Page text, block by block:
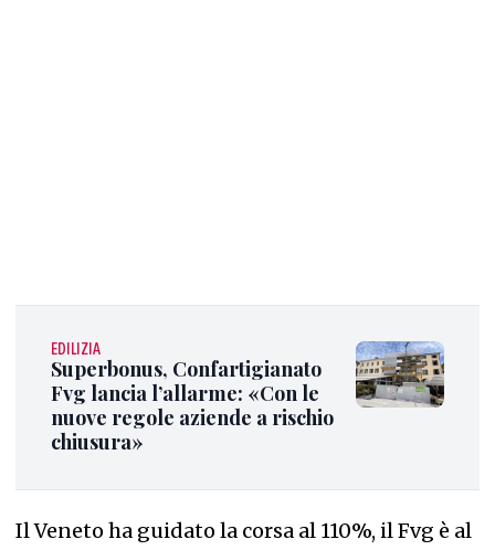
EDILIZIA
Superbonus, Confartigianato
Fvg lancia l’allarme: «Con le
nuove regole aziende a rischio
chiusura»
Il Veneto ha guidato la corsa al 110%, il Fvg è al